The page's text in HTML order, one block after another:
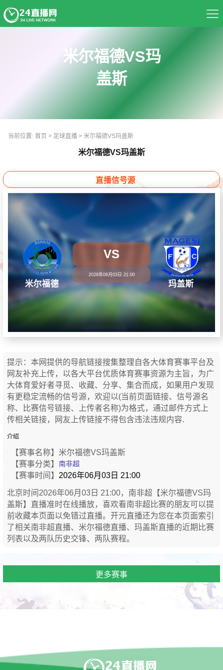
足球直播
资讯
热门球队
推荐录像
精彩视频
米尔福德VS玛
盖斯
当前位置: 首页 > 足球直播> 米尔福德VS玛盖斯
米尔福德VS玛盖斯
直播信号源
米尔福德
VS
2026年06月03日 21:00
玛盖斯
提示：本网提供的导航链接搜集整理自各大体育赛事平台及
网友补充上传，以各大平台优质体育赛事资源为主旨，为广
大体育爱好者寻觅、收藏、分享、集合而成，如果用户发现
有更稳定流畅的信号源，欢迎以(当前页面链接、信号源名
称、比赛信号链接、上传者名称)为格式，通过邮件方式上
传相关链接，网友上传链接不得包含违法违规内容.
介绍
【赛事名称】 米尔福德VS玛盖斯
【赛事分类】南非超
【赛事时间】 2026年06月03日 21:00
北京时间2026年06月03日 21:00，南非超【米尔福德VS玛
盖斯】直播准时在线播放，喜欢看南非超比赛的朋友可以提
前收藏本页面以免错过直播。开元直播还为您在本页面索引
了相关南非超直播、米尔福德直播、玛盖斯直播的近期比赛
列表以及两队历史交锋、两队赛程。
更多赛事